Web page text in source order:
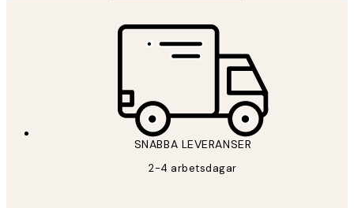
SNABBA LEVERANSER
2-4 arbetsdagar